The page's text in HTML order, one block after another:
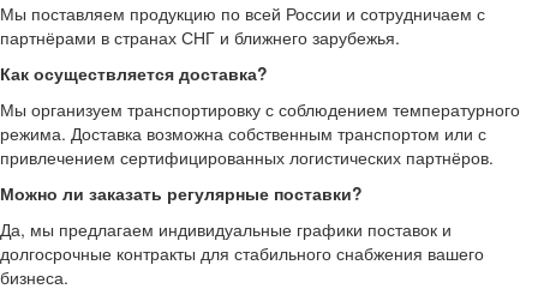
Мы поставляем продукцию по всей России и сотрудничаем с
партнёрами в странах СНГ и ближнего зарубежья.
Как осуществляется доставка?
Мы организуем транспортировку с соблюдением температурного
режима. Доставка возможна собственным транспортом или с
привлечением сертифицированных логистических партнёров.
Можно ли заказать регулярные поставки?
Да, мы предлагаем индивидуальные графики поставок и
долгосрочные контракты для стабильного снабжения вашего
бизнеса.